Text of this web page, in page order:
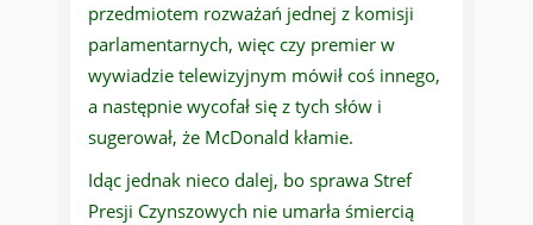
przedmiotem rozważań jednej z komisji
parlamentarnych, więc czy premier w
wywiadzie telewizyjnym mówił coś innego,
a następnie wycofał się z tych słów i
sugerował, że McDonald kłamie.
Idąc jednak nieco dalej, bo sprawa Stref
Presji Czynszowych nie umarła śmiercią